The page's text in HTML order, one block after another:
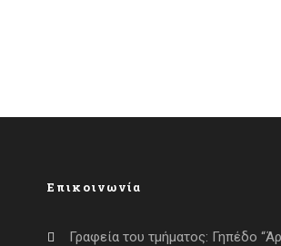
Επικοινωνία
Γραφεία του τμήματος: Γηπέδο